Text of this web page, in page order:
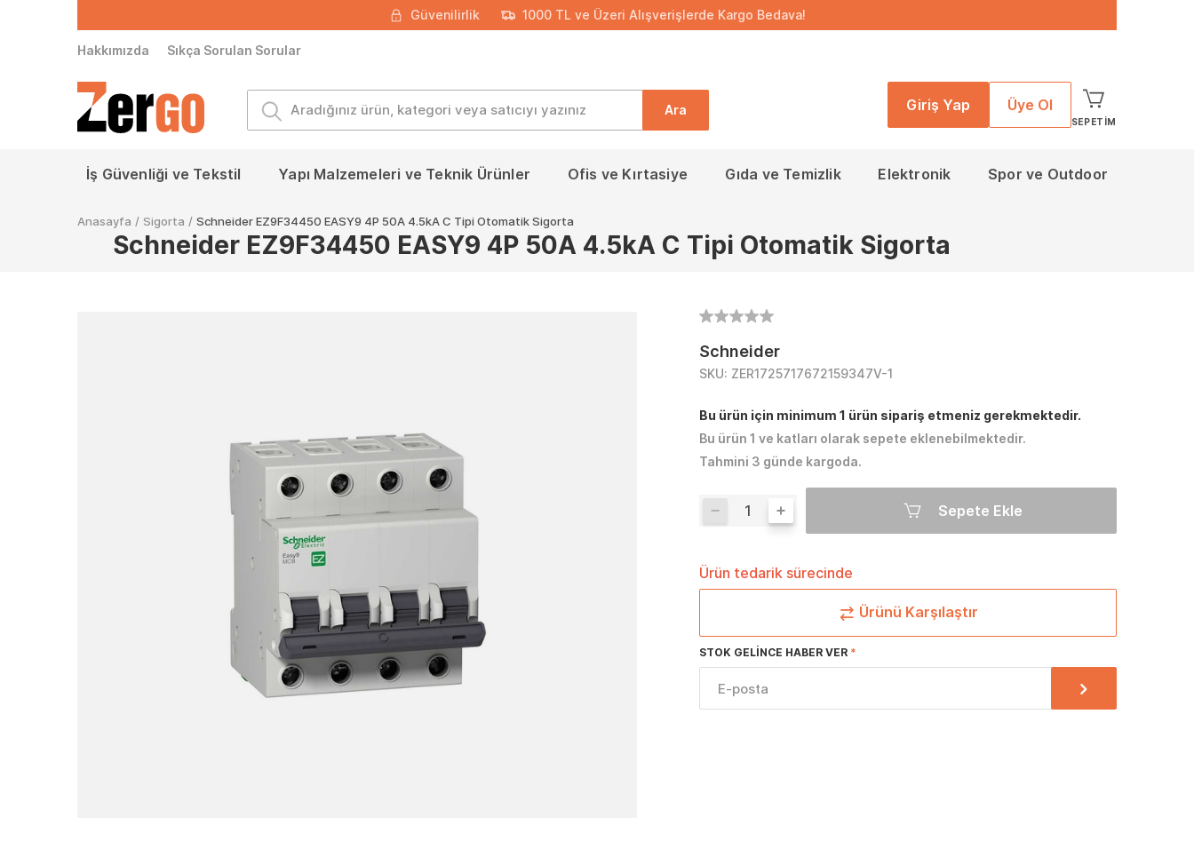
Güvenilirlik 1000 TL ve Üzeri Alışverişlerde Kargo Bedava!
Hakkımızda Sıkça Sorulan Sorular
Ara Giriş Yap Üye Ol
SEPETIM
İş Güvenliği ve Tekstil Yapı Malzemeleri ve Teknik Ürünler Ofis ve Kırtasiye Gıda ve Temizlik Elektronik Spor ve Outdoor
Anasayfa / Sigorta / Schneider EZ9F34450 EASY9 4P 50A 4.5kA C Tipi Otomatik Sigorta
Schneider EZ9F34450 EASY9 4P 50A 4.5kA C Tipi Otomatik Sigorta
Schneider
SKU: ZER1725717672159347V-1
Bu ürün için minimum 1 ürün sipariş etmeniz gerekmektedir.
Bu ürün 1 ve katları olarak sepete eklenebilmektedir.
Tahmini 3 günde kargoda.
Sepete Ekle
Ürün tedarik sürecinde
Ürünü Karşılaştır
STOK GELINCE HABER VER